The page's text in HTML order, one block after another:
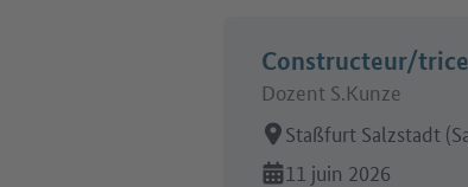
Constructeur/
Dozent S.Kunze
Lieu de travail:
Staßfurt Salzstadt
En ligne depuis:
11 juin 2026